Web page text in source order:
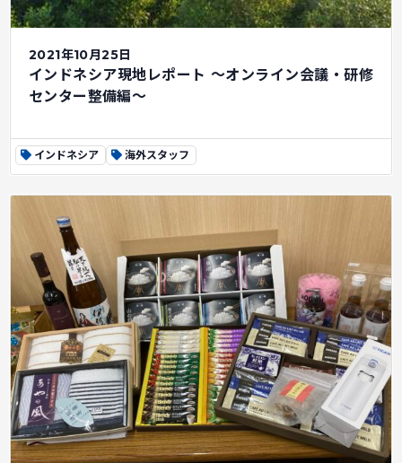
2021年10月25日
インドネシア現地レポート ～オンライン会議・研修
センター整備編～
インドネシア 海外スタッフ